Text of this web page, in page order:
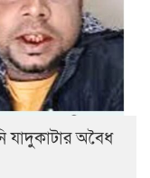
যাদুকাটার অবৈধ